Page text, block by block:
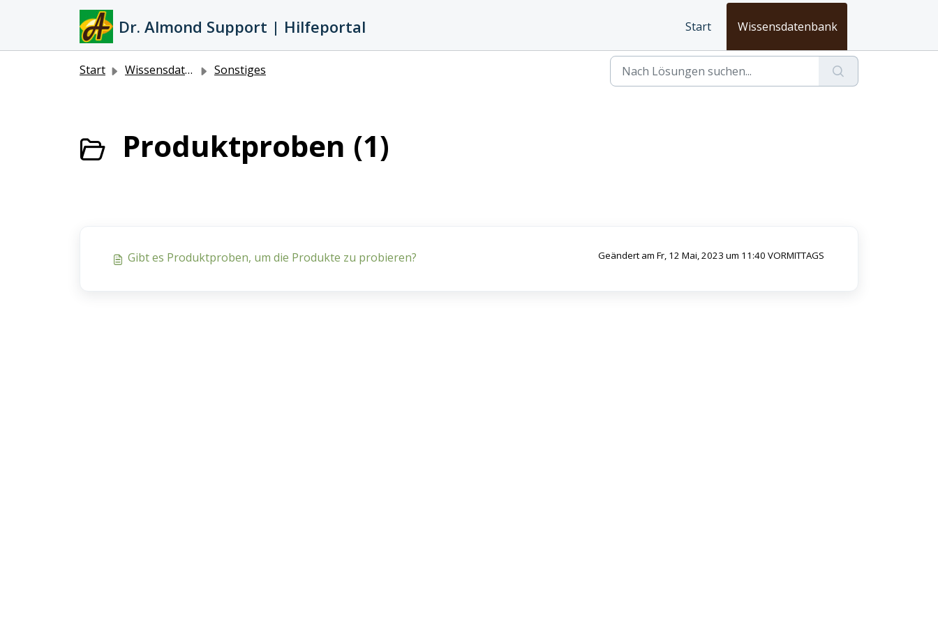
Zum hauptsächlichen Inhalt gehen
Dr. Almond Support | Hilfeportal Start Wissensdatenbank
Start Wissensdatenbank Sonstiges
Produktproben (1)
Gibt es Produktproben, um die Produkte zu probieren? Geändert am Fr, 12 Mai, 2023 um 11:40 VORMITTAGS